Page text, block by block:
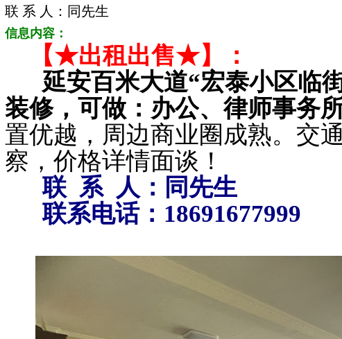
联 系 人：同先生
信息内容：
【★出租出售★】：
延安百米大道“宏泰小区临
装修，可做：办公、律师事务
置优越，周边商业圈成熟。交
察，价格详情面谈！
联 系 人：同先生
联系电话：18691677999